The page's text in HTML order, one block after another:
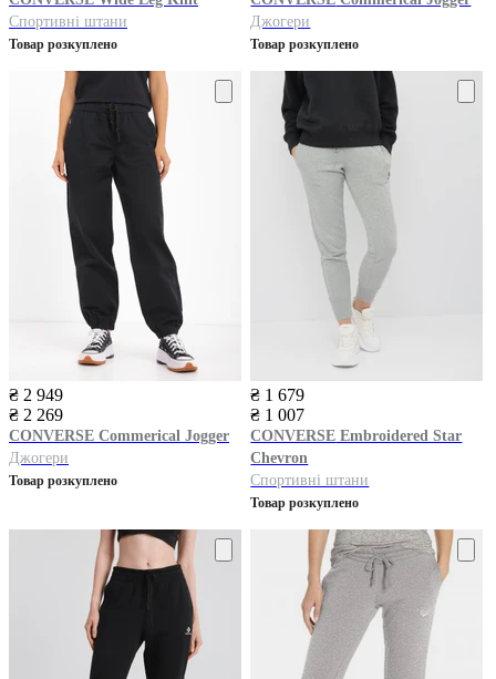
Спортивні штани
Товар розкуплено
Джогери
Товар розкуплено
₴ 2 949
₴ 2 269
CONVERSE Commerical Jogger
Джогери
Товар розкуплено
₴ 1 679
₴ 1 007
CONVERSE Embroidered Star
Chevron
Спортивні штани
Товар розкуплено